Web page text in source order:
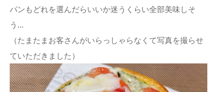
パンもどれを選んだらいいか迷うくらい全部美味しそ
う…
（たまたまお客さんがいらっしゃらなくて写真を撮らせ
ていただきました）